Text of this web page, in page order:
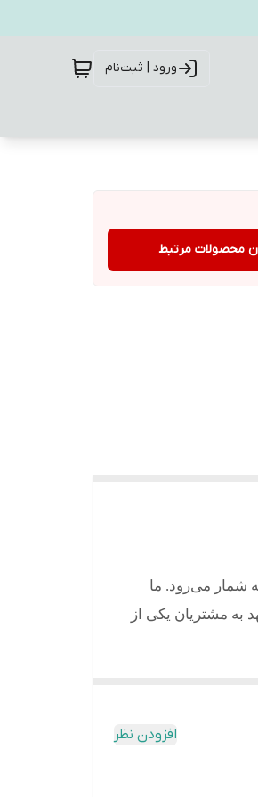
ورود | ثبت‌نام
محصولات مرتبط
شمار می‌رود. ما
به مشتریان یکی از
افزودن نظر